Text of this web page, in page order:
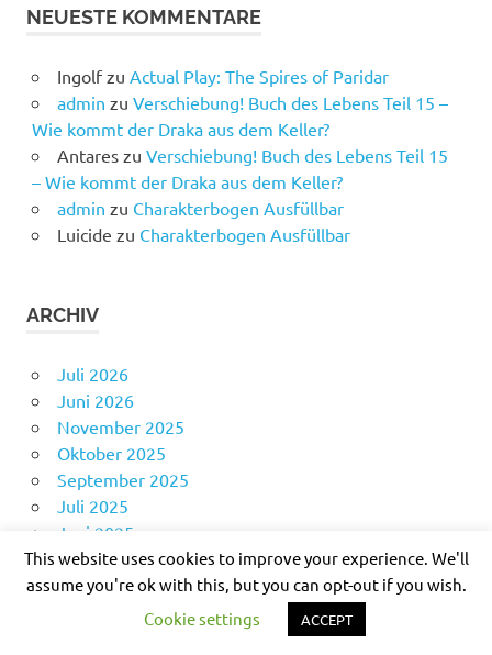
NEUESTE KOMMENTARE
Ingolfzu Actual Play: The Spires of Paridar
admin zu Verschiebung! Buch des Lebens Teil 15 –
Wie kommt der Draka aus dem Keller?
Antareszu Verschiebung! Buch des Lebens Teil 15
– Wie kommt der Draka aus dem Keller?
admin zu Charakterbogen Ausfüllbar
Luicide zu Charakterbogen Ausfüllbar
ARCHIV
Juli 2026
Juni 2026
November 2025
Oktober 2025
September 2025
Juli 2025
Juni 2025
Mai 2025
April 2025
This website uses cookies to improve your experience. We'll
assume you're ok with this, but you can opt-out if you wish.
Cookie settings
ACCEPT